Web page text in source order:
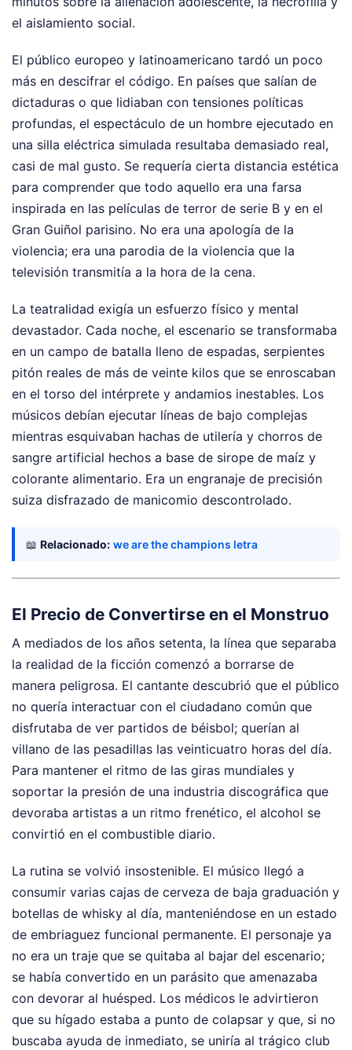
el aislamiento social.
El público europeo y latinoamericano tardó un poco
más en descifrar el código. En países que salían de
dictaduras o que lidiaban con tensiones políticas
profundas, el espectáculo de un hombre ejecutado en
una silla eléctrica simulada resultaba demasiado real,
casi de mal gusto. Se requería cierta distancia estética
para comprender que todo aquello era una farsa
inspirada en las películas de terror de serie B y en el
Gran Guiñol parisino. No era una apología de la
violencia; era una parodia de la violencia que la
televisión transmitía a la hora de la cena.
La teatralidad exigía un esfuerzo físico y mental
devastador. Cada noche, el escenario se transformaba
en un campo de batalla lleno de espadas, serpientes
pitón reales de más de veinte kilos que se enroscaban
en el torso del intérprete y andamios inestables. Los
músicos debían ejecutar líneas de bajo complejas
mientras esquivaban hachas de utilería y chorros de
sangre artificial hechos a base de sirope de maíz y
colorante alimentario. Era un engranaje de precisión
suiza disfrazado de manicomio descontrolado.
📖 Relacionado: we are the champions letra
El Precio de Convertirse en el Monstruo
A mediados de los años setenta, la línea que separaba
la realidad de la ficción comenzó a borrarse de
manera peligrosa. El cantante descubrió que el público
no quería interactuar con el ciudadano común que
disfrutaba de ver partidos de béisbol; querían al
villano de las pesadillas las veinticuatro horas del día.
Para mantener el ritmo de las giras mundiales y
soportar la presión de una industria discográfica que
devoraba artistas a un ritmo frenético, el alcohol se
convirtió en el combustible diario.
La rutina se volvió insostenible. El músico llegó a
consumir varias cajas de cerveza de baja graduación y
botellas de whisky al día, manteniéndose en un estado
de embriaguez funcional permanente. El personaje ya
no era un traje que se quitaba al bajar del escenario;
se había convertido en un parásito que amenazaba
con devorar al huésped. Los médicos le advirtieron
que su hígado estaba a punto de colapsar y que, si no
buscaba ayuda de inmediato, se uniría al trágico club